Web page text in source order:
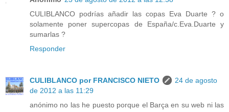
CULIBLANCO podrías añadir las copas Eva Duarte ? o
solamente poner supercopas de España/c.Eva.Duarte y
sumarlas ?
Responder
CULIBLANCO por FRANCISCO NIETO
24 de agosto
de 2012 a las 11:29
anónimo no las he puesto porque el Barça en su web ni las